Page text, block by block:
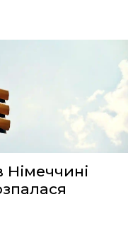
Німеччині